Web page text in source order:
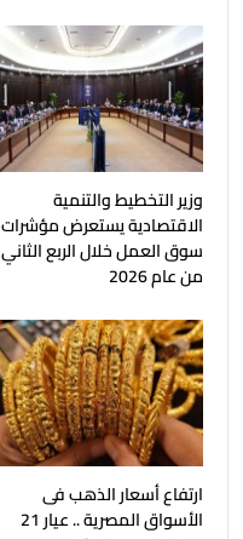
وزير التخطيط والتنمية
الاقتصادية يستعرض مؤشرات
سوق العمل خلال الربع الثاني
من عام 2026
ارتفاع أسعار الذهب فى
الأسواق المصرية .. عيار 21